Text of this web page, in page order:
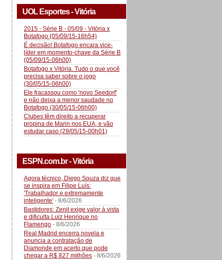
UOL Esportes - Vitória
2015 - Série B - 05/09 - Vitória x
Botafogo (05/09/15-16h54)
É decisão! Botafogo encara vice-
líder em momento-chave da Série B
(05/09/15-06h00)
Botafogo x Vitória. Tudo o que você
precisa saber sobre o jogo
(30/05/15-06h00)
Ele fracassou como 'novo Seedorf'
e não deixa a menor saudade no
Botafogo (30/05/15-06h00)
Clubes têm direito a recuperar
propina de Marin nos EUA, e vão
estudar caso (29/05/15-00h01)
ESPN.com.br - Vitória
Agora técnico, Diego Souza diz que
se inspira em Filipe Luís:
'Trabalhador e extremamente
inteligente' - 8/6/2026
Bastidores: Zenit exige valor à vista
e dificulta Luiz Henrique no
Flamengo - 8/6/2026
Real Madrid encerra novela e
anuncia a contratação de
Diamonde em acerto que pode
chegar a R$ 827 milhões - 8/6/2026